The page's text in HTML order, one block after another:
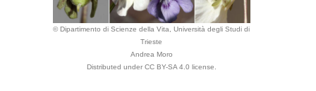
© Dipartimento di Scienze della Vita, Università degli Studi di
Trieste
Andrea Moro
Distributed under CC BY-SA 4.0 license.